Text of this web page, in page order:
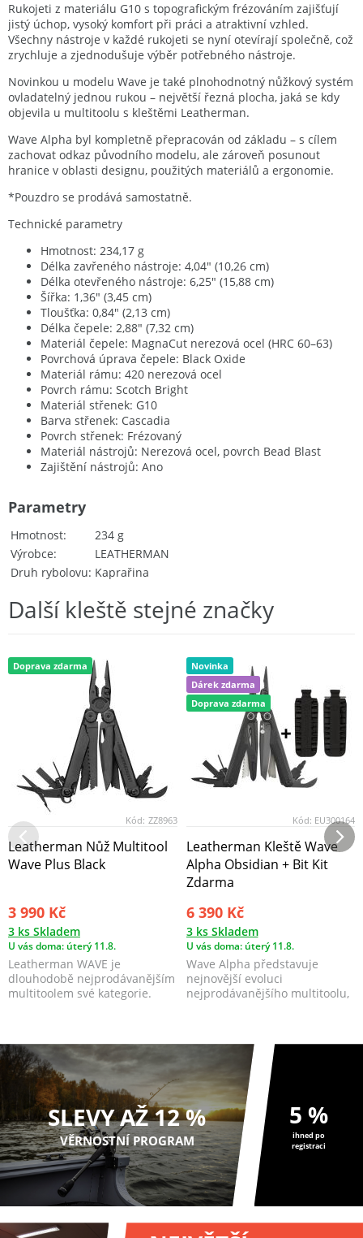
Rukojeti z materiálu G10 s topografickým frézováním zajišťují
jistý úchop, vysoký komfort při práci a atraktivní vzhled.
Všechny nástroje v každé rukojeti se nyní otevírají společně, což
zrychluje a zjednodušuje výběr potřebného nástroje.
Novinkou u modelu Wave je také plnohodnotný nůžkový systém
ovladatelný jednou rukou – největší řezná plocha, jaká se kdy
objevila u multitoolu s kleštěmi Leatherman.
Wave Alpha byl kompletně přepracován od základu – s cílem
zachovat odkaz původního modelu, ale zároveň posunout
hranice v oblasti designu, použitých materiálů a ergonomie.
*Pouzdro se prodává samostatně.
Technické parametry
Hmotnost: 234,17 g
Délka zavřeného nástroje: 4,04" (10,26 cm)
Délka otevřeného nástroje: 6,25" (15,88 cm)
Šířka: 1,36" (3,45 cm)
Tloušťka: 0,84" (2,13 cm)
Délka čepele: 2,88" (7,32 cm)
Materiál čepele: MagnaCut nerezová ocel (HRC 60–63)
Povrchová úprava čepele: Black Oxide
Materiál rámu: 420 nerezová ocel
Povrch rámu: Scotch Bright
Materiál střenek: G10
Barva střenek: Cascadia
Povrch střenek: Frézovaný
Materiál nástrojů: Nerezová ocel, povrch Bead Blast
Zajištění nástrojů: Ano
Hmotnost
234 g
Výrobce
LEATHERMAN
Druh rybolovu Kaprařina
Parametry
Další kleště stejné značky
Doprava zdarma
Kód: ZZ8963
Leatherman Nůž Multitool
Wave Plus Black
3 990 Kč
3 ks Skladem
U vás doma: úterý 11.8.
Leatherman WAVE je
dlouhodobě nejprodávanějším
multitoolem své kategorie.
Novinka
Dárek zdarma
Doprava zdarma
Kód: EU300164
Leatherman Kleště Wave
Alpha Obsidian + Bit Kit
Zdarma
6 390 Kč
3 ks Skladem
U vás doma: úterý 11.8.
Wave Alpha představuje
nejnovější evoluci
nejprodávanějšího multitoolu,
SLEVY AŽ 12 %
VĚRNOSTNÍ PROGRAM
5 %
ihned po
registraci